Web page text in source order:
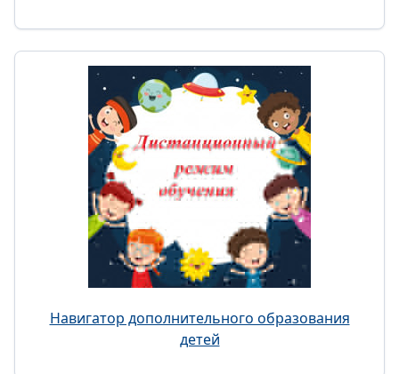
Навигатор дополнительного образования
детей